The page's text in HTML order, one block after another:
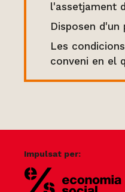
l'assetjament
Disposen
Les
conveni en el
Impulsat per: